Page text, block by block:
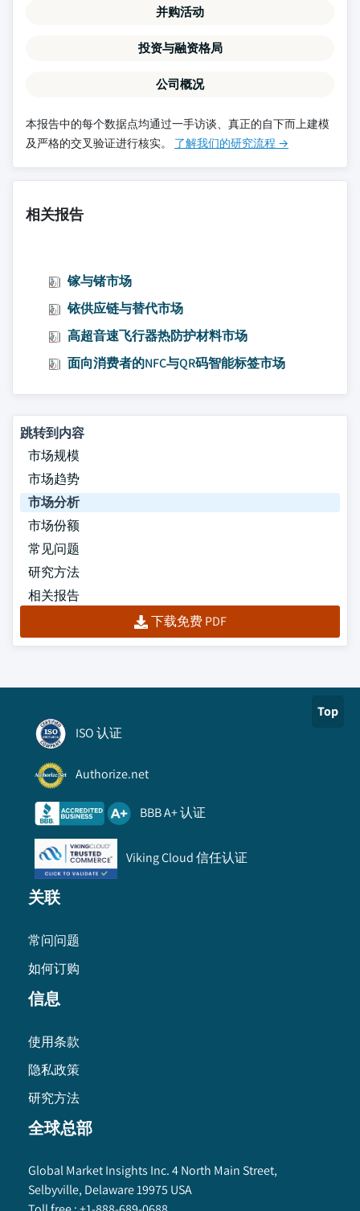
并购活动
投资与融资格局
公司概况
本报告中的每个数据点均通过一手访谈、真正的自下而上建模
及严格的交叉验证进行核实。 了解我们的研究流程 →
相关报告
镓与锗市场
铱供应链与替代市场
高超音速飞行器热防护材料市场
面向消费者的NFC与QR码智能标签市场
跳转到内容
市场规模
市场趋势
市场分析
市场份额
常见问题
研究方法
相关报告
下载免费 PDF
Top
ISO 认证
Authorize.net
BBB A+ 认证
Viking Cloud 信任认证
关联
常问问题
如何订购
信息
使用条款
隐私政策
研究方法
全球总部
Global Market Insights Inc. 4 North Main Street,
Selbyville, Delaware 19975 USA